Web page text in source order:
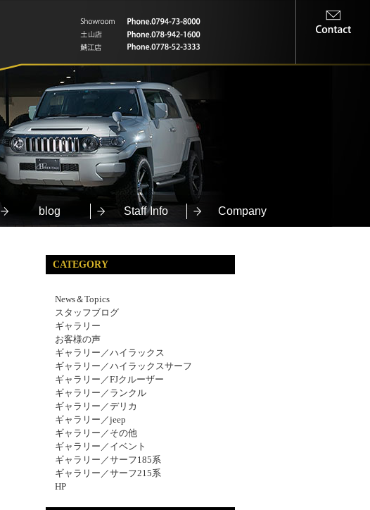
blog Staff Info Company
CATEGORY
News＆Topics
スタッフブログ
ギャラリー
お客様の声
ギャラリー／ハイラックス
ギャラリー／ハイラックスサーフ
ギャラリー／FJクルーザー
ギャラリー／ランクル
ギャラリー／デリカ
ギャラリー／jeep
ギャラリー／その他
ギャラリー／イベント
ギャラリー／サーフ185系
ギャラリー／サーフ215系
HP